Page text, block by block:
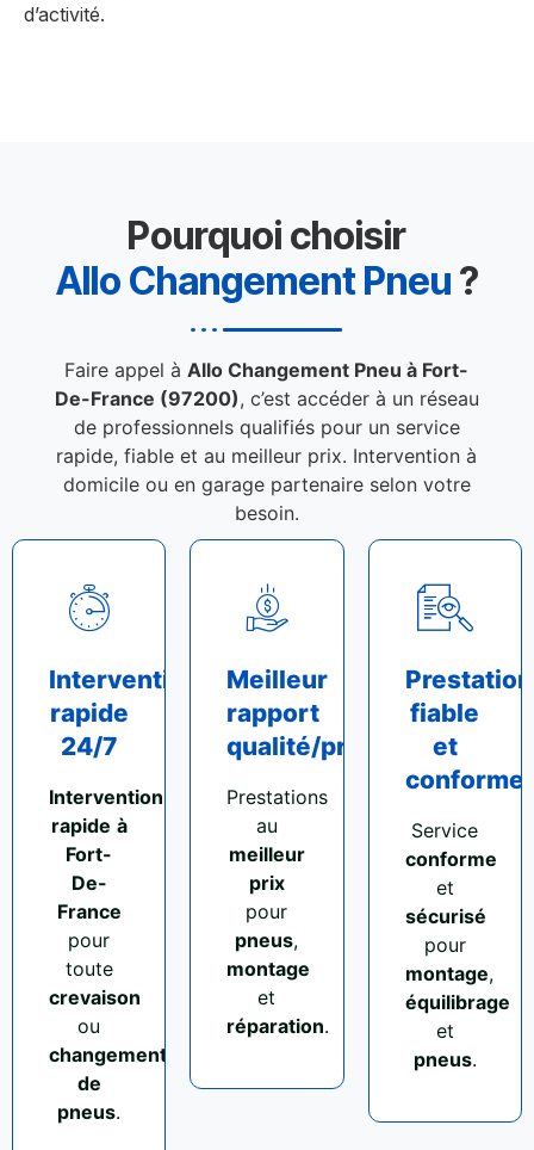
d’activité.
Pourquoi choisir
Allo Changement Pneu ?
Faire appel àAllo Changement Pneu à Fort-
De-France (97200), c’est accéder à un réseau
de professionnels qualifiés pour un service
rapide, fiable et au meilleur prix. Intervention à
domicile ou en garage partenaire selon votre
besoin.
Intervention
rapide
24/7
Intervention
rapide à
Fort-
De-
France
pour
toute
crevaison
ou
changement
de
pneus.
Meilleur
rapport
qualité/prix
Prestations
au
meilleur
prix
pour
pneus,
montage
et
réparation.
Prestation
fiable
et
conforme
Service
conforme
et
sécurisé
pour
montage,
équilibrage
et
pneus.